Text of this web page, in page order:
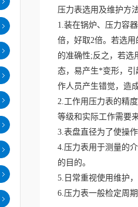
压力表选用及维护方
1.装在锅炉、压力容
倍，好取2倍。若选
的准确性;反之，若选
态，易产生*变形，引
作人员产生错觉，造
2.工作用压力表的精
等级和实际工作需要
3.表盘直径为了使操
4.压力表用于测量的
的目的。
5. 日常重视使用维护
6.压力表一般检定周